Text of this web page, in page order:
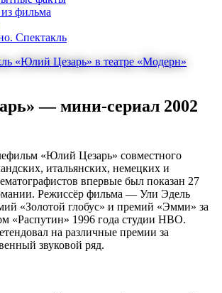
фильма
Спектакль
«Юлий Цезарь» в театре «Модерн»
— мини-сериал 2002
«Юлий Цезарь» совместного
итальянских, немецких и
впервые был показан 27
Режиссёр фильма — Ули Эдель
«Золотой глобус» и премий «Эмми» за
«Распутин» 1996 года студии HBO.
на различные премии за
звуковой ряд.